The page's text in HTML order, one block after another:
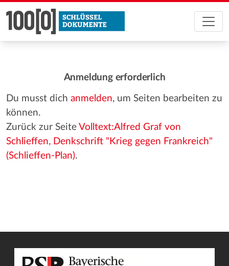
Anmeldung erforderlich
Du musst dich anmelden, um Seiten bearbeiten zu
können.
Zurück zur Seite Volltext:Alfred Graf von
Schlieffen, Denkschrift "Krieg gegen Frankreich"
(Schlieffen-Plan).